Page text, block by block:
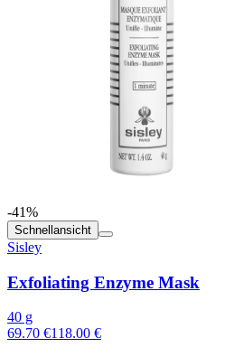
-41%
Schnellansicht
Sisley
Exfoliating Enzyme Mask
40 g
69.70 €118.00 €